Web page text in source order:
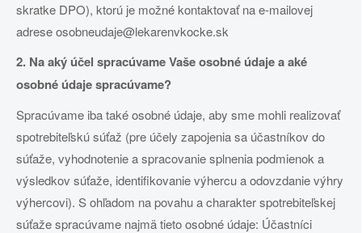
skratke DPO), ktorú je možné kontaktovať na e-mailovej
adrese osobneudaje@lekarenvkocke.sk
2. Na aký účel spracúvame Vaše osobné údaje a aké
osobné údaje spracúvame?
Spracúvame iba také osobné údaje, aby sme mohli realizovať
spotrebiteľskú súťaž (pre účely zapojenia sa účastníkov do
súťaže, vyhodnotenie a spracovanie splnenia podmienok a
výsledkov súťaže, identifikovanie výhercu a odovzdanie výhry
výhercovi). S ohľadom na povahu a charakter spotrebiteľskej
súťaže spracúvame najmä tieto osobné údaje: Účastníci